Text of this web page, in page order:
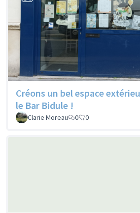
Créons un bel espace
le Bar Bidule !
Clarie Moreau 0 0